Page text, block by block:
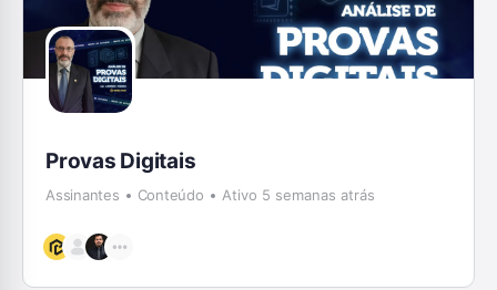
Provas Digitais
Assinantes Conteúdo Ativo 5 semanas atrás